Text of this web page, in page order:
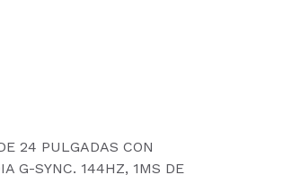
24 PULGADAS CON
G-SYNC. 144HZ, 1MS DE